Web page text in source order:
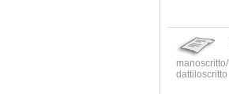
manoscritto/
dattiloscritto